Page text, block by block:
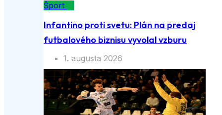
Šport
Infantino proti svetu: Plán na predaj
futbalového biznisu vyvolal vzburu
1. augusta 2026